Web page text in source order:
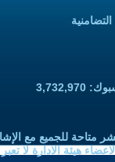
متاحة للجميع مع
هيئة الادارة لا